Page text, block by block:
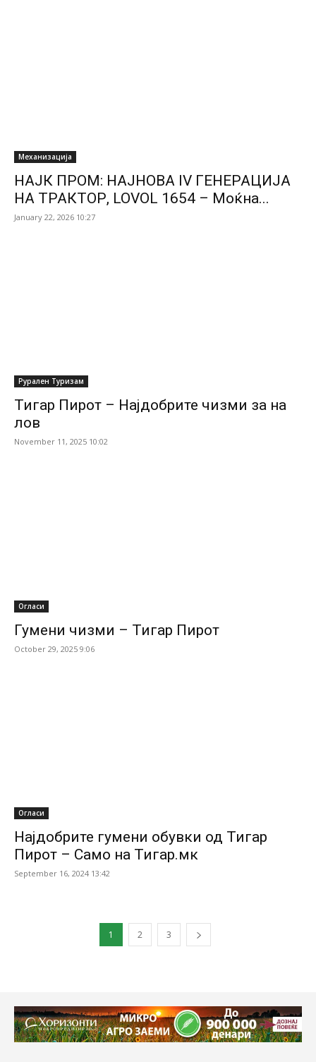
Механизација
НАЈК ПРОМ: НАЈНОВА IV ГЕНЕРАЦИЈА
НА ТРАКТОР, LOVOL 1654 – Моќна...
January 22, 2026 10:27
Рурален Туризам
Тигар Пирот – Најдобрите чизми за на
лов
November 11, 2025 10:02
Огласи
Гумени чизми – Тигар Пирот
October 29, 2025 9:06
Огласи
Најдобрите гумени обувки од Тигар
Пирот – Само на Тигар.мк
September 16, 2024 13:42
1 2 3